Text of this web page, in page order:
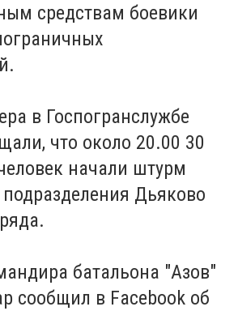
средствам боевики
в Госпогранслужбе
что около 20.00 30
начали штурм
Дьяково
батальона "Азов"
сообщил в Facebook об